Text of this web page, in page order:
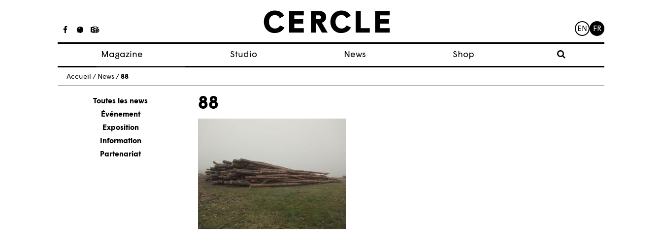
EN FR
Magazine
Articles
À propos
Numéros
Studio News Shop
Accueil / News / 88
Toutes les news
Événement
Exposition
Information
Partenariat
88